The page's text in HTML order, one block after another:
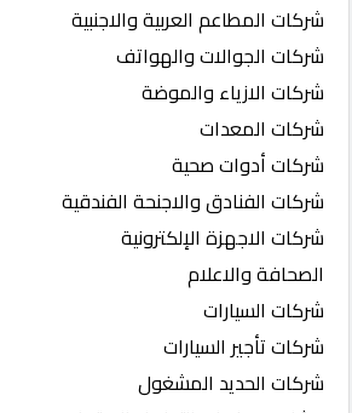
شركات المطاعم العربية والاجنبية
شركات الجوالات والهواتف
شركات الازياء والموضة
شركات المعدات
شركات أدوات صحية
شركات الفنادق والاجنحة الفندقية
شركات الاجهزة الإلكترونية
الصحافة والاعلام
شركات السيارات
شركات تأجير السيارات
شركات الحديد المشغول